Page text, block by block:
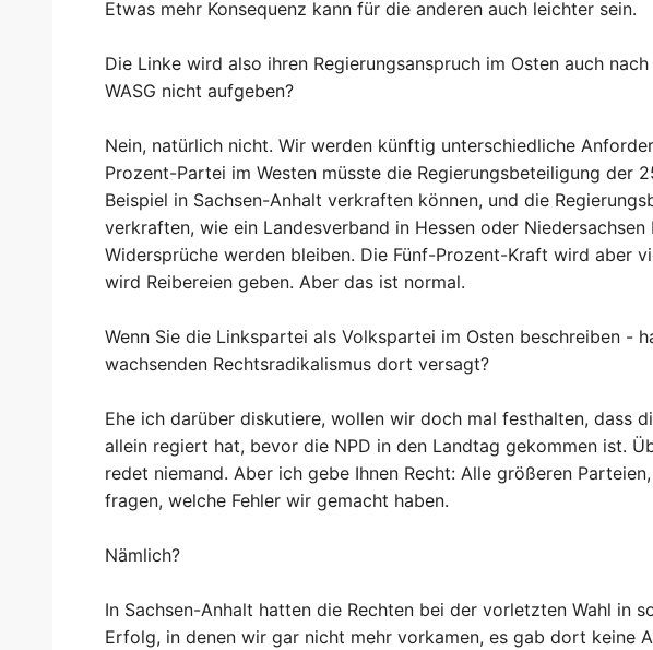
Etwas mehr Konsequenz kann für die anderen auch leichter sein.
Die Linke wird also ihren Regierungsanspruch im Osten auch
WASG nicht aufgeben?
Nein, natürlich nicht. Wir werden künftig unterschiedliche
Prozent-Partei im Westen müsste die Regierungsbeteiligung der
Beispiel in Sachsen-Anhalt verkraften können, und die
verkraften, wie ein Landesverband in Hessen oder
Widersprüche werden bleiben. Die Fünf-Prozent-Kraft wird aber
wird Reibereien geben. Aber das ist normal.
Wenn Sie die Linkspartei als Volkspartei im Osten beschreiben -
wachsenden Rechtsradikalismus dort versagt?
Ehe ich darüber diskutiere, wollen wir doch mal festhalten, dass
allein regiert hat, bevor die NPD in den Landtag gekommen ist.
redet niemand. Aber ich gebe Ihnen Recht: Alle größeren
fragen, welche Fehler wir gemacht haben.
Nämlich?
In Sachsen-Anhalt hatten die Rechten bei der vorletzten Wahl in
Erfolg, in denen wir gar nicht mehr vorkamen, es gab dort keine